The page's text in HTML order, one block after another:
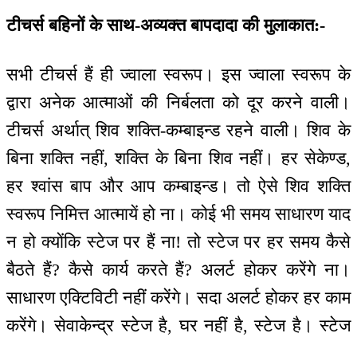
टीचर्स बहिनों के साथ-अव्यक्त बापदादा की मुलाकात:-
सभी टीचर्स हैं ही ज्वाला स्वरूप। इस ज्वाला स्वरूप के
द्वारा अनेक आत्माओं की निर्बलता को दूर करने वाली।
टीचर्स अर्थात् शिव शक्ति-कम्बाइन्ड रहने वाली। शिव के
बिना शक्ति नहीं, शक्ति के बिना शिव नहीं। हर सेकेण्ड,
हर श्वांस बाप और आप कम्बाइन्ड। तो ऐसे शिव शक्ति
स्वरूप निमित्त आत्मायें हो ना। कोई भी समय साधारण याद
न हो क्योंकि स्टेज पर हैं ना! तो स्टेज पर हर समय कैसे
बैठते हैं? कैसे कार्य करते हैं? अलर्ट होकर करेंगे ना।
साधारण एक्टिविटी नहीं करेंगे। सदा अलर्ट होकर हर काम
करेंगे। सेवाकेन्द्र स्टेज है, घर नहीं है, स्टेज है। स्टेज